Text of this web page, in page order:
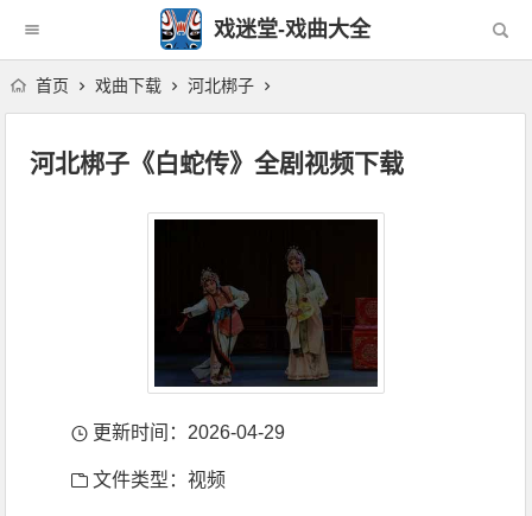
戏迷堂-戏曲大全
首页 戏曲下载 河北梆子
河北梆子《白蛇传》全剧视频下载
更新时间：2026-04-29
文件类型：视频